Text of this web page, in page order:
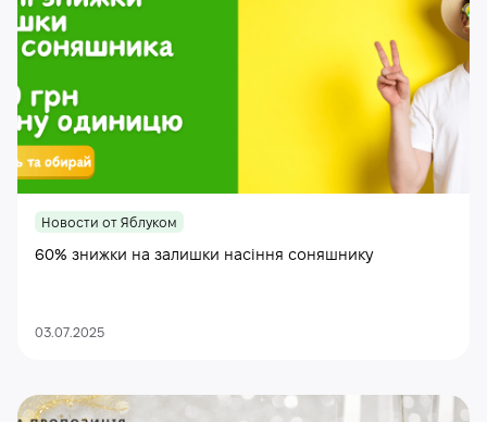
Новости от Яблуком
60% знижки на залишки насіння соняшнику
03.07.2025